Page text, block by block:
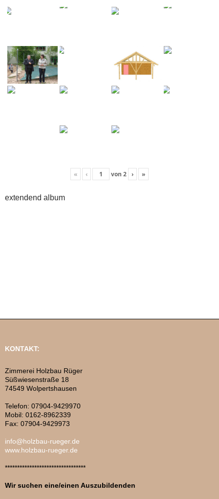
« ‹ von 2 › »
extendend album
KONTAKT:
Zimmerei Holzbau Rüger
Süßwiesenstraße 18
74549 Wolpertshausen
Telefon: 07904-9429970
Mobil: 0162-8962339
Fax: 07904-9429973
info@holzbau-rueger.de
www.holzbau-rueger.de
*********************************
Wir suchen eine/einen Auszubildenden